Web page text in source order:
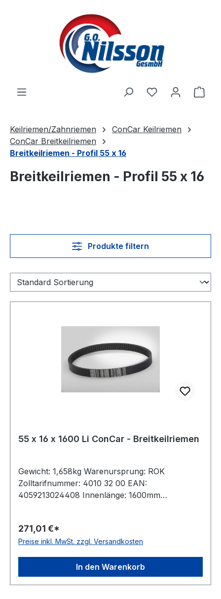
Zum Hauptinhalt springen
Keilriemen/Zahnriemen
ConCar Keilriemen
ConCar Breitkeilriemen
Breitkeilriemen - Profil 55 x 16
Breitkeilriemen - Profil 55 x 16
Produkte filtern
55 x 16 x 1600 Li ConCar - Breitkeilriemen
Gewicht: 1,658kg Warenursprung: ROK
Zolltarifnummer: 4010 32 00 EAN:
4059213024408 Innenlänge: 1600mm
antistatisch: ja Norm: DIN 7719 / ISO 1604 Breite:
55mm Höhe: 16mm Winkel: 28° Material:
271,01 €*
Preise inkl. MwSt. zzgl. Versandkosten
In den Warenkorb